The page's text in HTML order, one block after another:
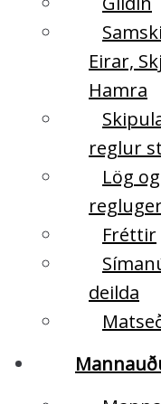
Eirar,
Hamra
reglur
Lög og
Fréttir
deilda